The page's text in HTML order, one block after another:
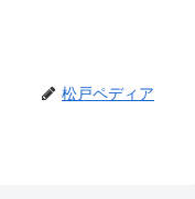
松戸ペディア